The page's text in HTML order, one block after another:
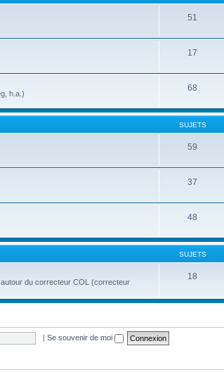
51
17
h.a.)
68
SUJETS
59
37
48
SUJETS
du correcteur COL (correcteur
18
| Se souvenir de moi